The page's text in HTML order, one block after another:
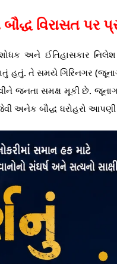
વિરાસત પર
અને ઈતિહાસકાર
હતું. તે સમયે ગિરિનગર
જનતા સમક્ષ મૂકી છે.
અનેક બૌદ્ધ ધરોહરો